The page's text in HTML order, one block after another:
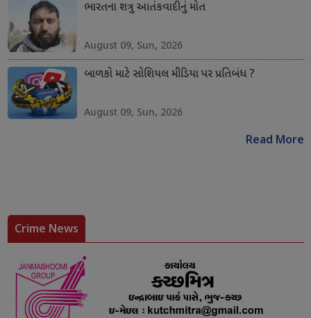
ભારતના શત્રુ આતંકવાદીનું મોત
August 09, Sun, 2026
બાળકો માટે સોશિયલ મીડિયા પર પ્રતિબંધ ?
August 09, Sun, 2026
Read More
Crime News